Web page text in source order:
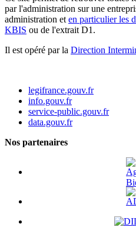
par l'administration sur une
administration et en particulier les
KBIS ou de l'extrait D1.
Il est opéré par la Direction
legifrance.gouv.fr
info.gouv.fr
service-public.gouv.fr
data.gouv.fr
Nos partenaires